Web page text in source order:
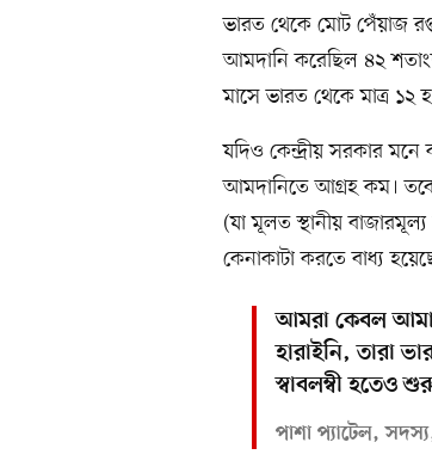
ভারত থেকে মোট পেঁয়াজ
আমদানি করেছিল ৪২
মাসে ভারত থেকে মাত্র ১২
যদিও কেন্দ্রীয় সরকার মনে
আমদানিতে আগ্রহ কম। তবে
(যা মূলত স্থানীয়
কেনাকাটা করতে বাধ্য
আমরা কেবল
হারাইনি, তারা
স্বাবলম্বী হতেও
পাশা প্যাটেল,